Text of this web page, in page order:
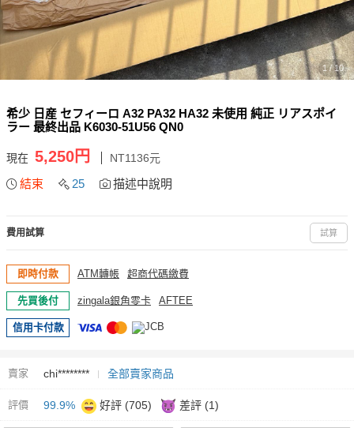
1 / 10
希少 日産 セフィーロ A32 PA32 HA32 未使用 純正 リアスポイ
ラー 最終出品 K6030-51U56 QN0
現在 5,250円 NT1136元
結束 25 描述中說明
費用試算 試算
即時付款 ATM轉帳 超商代碼繳費
先買後付 zingala銀角零卡 AFTEE
信用卡付款
賣家 chi******** 全部賣家商品
評價 99.9% 好評 (705) 差評 (1)